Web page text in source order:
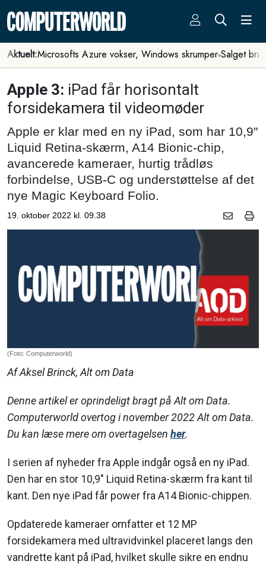
Aktuelt:Microsofts Azure vokser, Windows skrumper Salget
Apple 3: iPad får horisontalt
forsidekamera til videomøder
Apple er klar med en ny iPad, som har 10,9"
Liquid Retina-skærm, A14 Bionic-chip,
avancerede kameraer, hurtig trådløs
forbindelse, USB-C og understøttelse af det
nye Magic Keyboard Folio.
19. oktober 2022 kl. 09.38
(Foto: Computerworld)
Af Aksel Brinck, Alt om Data
Denne artikel er oprindeligt bragt på Alt om Data.
Computerworld overtog i november 2022 Alt om Data.
Du kan læse mere om overtagelsen her.
I serien af nyheder fra Apple indgår også en ny iPad.
Den har en stor 10,9" Liquid Retina-skærm fra kant til
kant. Den nye iPad får power fra A14 Bionic-chippen.
Opdaterede kameraer omfatter et 12 MP
forsidekamera med ultravidvinkel placeret langs den
vandrette kant på iPad, hvilket skulle sikre en endnu